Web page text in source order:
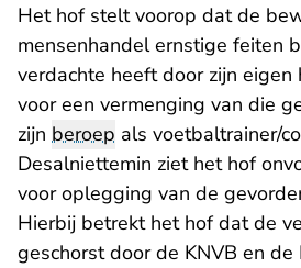
Het hof stelt voorop dat de
mensenhandel ernstige feiten
verdachte heeft door zijn eigen
voor een vermenging van die
zijn beroep als voetbaltrainer/
Desalniettemin ziet het hof
voor oplegging van de
Hierbij betrekt het hof dat de
geschorst door de KNVB en de